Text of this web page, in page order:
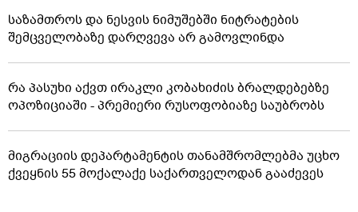
საზამთროს და ნესვის ნიმუშებში ნიტრატების
შემცველობაზე დარღვევა არ გამოვლინდა
რა პასუხი აქვთ ირაკლი კობახიძის ბრალდებებზე
ოპოზიციაში - პრემიერი რუსოფობიაზე საუბრობს
მიგრაციის დეპარტამენტის თანამშრომლებმა უცხო
ქვეყნის 55 მოქალაქე საქართველოდან გააძევეს